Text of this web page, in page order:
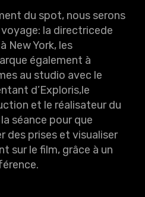
du spot, nous serons
la directricede
New York, les
également à
au studio avec le
d’Exploris,le
et le réalisateur du
séance pour que
des prises et visualiser
sur le film, grâce à un